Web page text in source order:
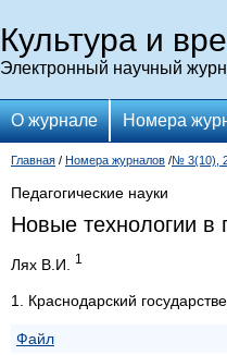
Культура и
Электронный научный
О журнале Номера
Главная / Номера журналов /№ 3(10),
Педагогические науки
Новые технологии в
Лях В.И. 1
1. Краснодарский
Файл